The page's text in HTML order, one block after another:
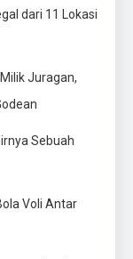
dari 11 Lokasi
Juragan,
Sebuah
Voli Antar